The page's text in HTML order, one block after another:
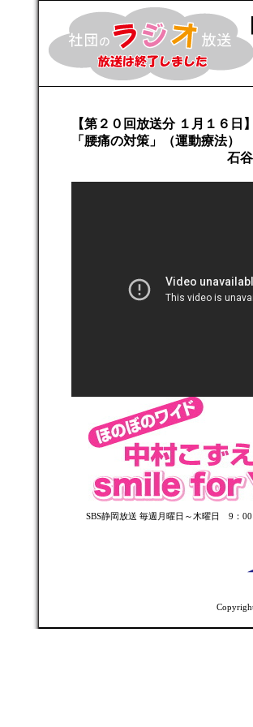
【第２０回放送分 １月１６日】
「腰痛の対策」（運動療法）
石谷副会
SBS静岡放送 毎週月曜日～木曜日 9：